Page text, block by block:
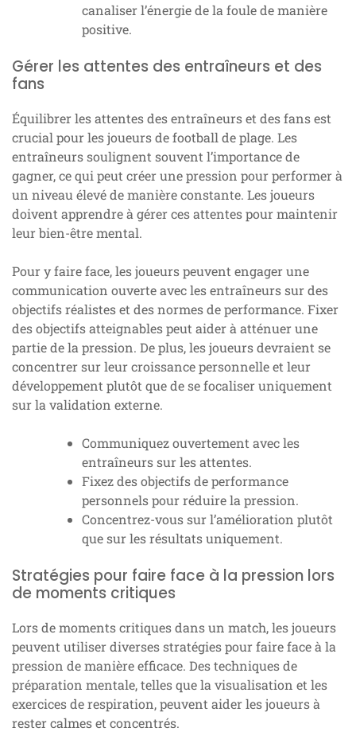
canaliser l’énergie de la foule de manière
positive.
Gérer les attentes des entraîneurs et des
fans
Équilibrer les attentes des entraîneurs et des fans est
crucial pour les joueurs de football de plage. Les
entraîneurs soulignent souvent l’importance de
gagner, ce qui peut créer une pression pour performer à
un niveau élevé de manière constante. Les joueurs
doivent apprendre à gérer ces attentes pour maintenir
leur bien-être mental.
Pour y faire face, les joueurs peuvent engager une
communication ouverte avec les entraîneurs sur des
objectifs réalistes et des normes de performance. Fixer
des objectifs atteignables peut aider à atténuer une
partie de la pression. De plus, les joueurs devraient se
concentrer sur leur croissance personnelle et leur
développement plutôt que de se focaliser uniquement
sur la validation externe.
Communiquez ouvertement avec les
entraîneurs sur les attentes.
Fixez des objectifs de performance
personnels pour réduire la pression.
Concentrez-vous sur l’amélioration plutôt
que sur les résultats uniquement.
Stratégies pour faire face à la pression lors
de moments critiques
Lors de moments critiques dans un match, les joueurs
peuvent utiliser diverses stratégies pour faire face à la
pression de manière efficace. Des techniques de
préparation mentale, telles que la visualisation et les
exercices de respiration, peuvent aider les joueurs à
rester calmes et concentrés.